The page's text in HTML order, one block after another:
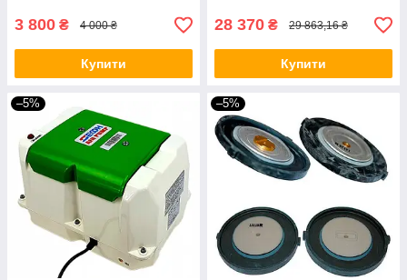
3 800 ₴ 4 000 ₴
Купити
28 370 ₴ 29 863,16 ₴
Купити
–5% –5%